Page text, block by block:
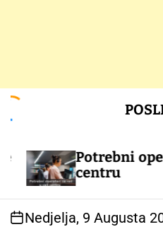
o
Potrebni operateri
centru
Nedjelja, 9 Augusta